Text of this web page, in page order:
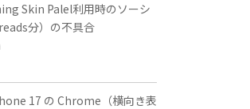
Skin Palel利用時のソーシ
分）の不具合
17 の Chrome（横向き表